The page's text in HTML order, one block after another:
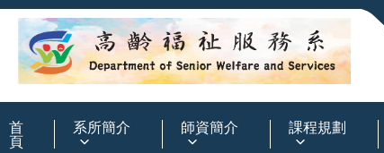
首
頁
系所簡介 師資簡介 課程規劃